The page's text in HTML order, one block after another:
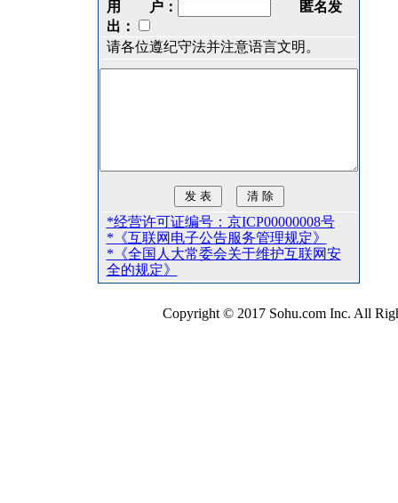
用 户：
匿名发
出：
请各位遵纪守法并注意语言文明。
*经营许可证编号：京ICP00000008号
*《互联网电子公告服务管理规定》
*《全国人大常委会关于维护互联网安
全的规定》
Copyright © 2017 Sohu.com Inc. All